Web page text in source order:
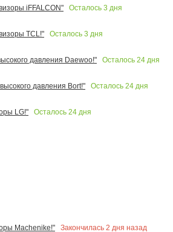
iFFALCON"
Осталось 3 дня
TCL!"
Осталось 3 дня
давления Daewoo!"
Осталось 24 дня
давления Bort!"
Осталось 24 дня
LG!"
Осталось 24 дня
Machenike!" Закончилась 2 дня назад